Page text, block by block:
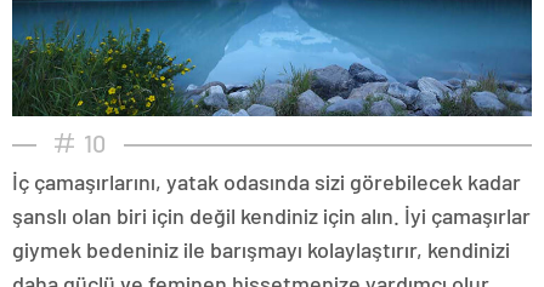
10
İç çamaşırlarını, yatak odasında sizi görebilecek kadar
şanslı olan biri için değil kendiniz için alın. İyi çamaşırlar
giymek bedeniniz ile barışmayı kolaylaştırır, kendinizi